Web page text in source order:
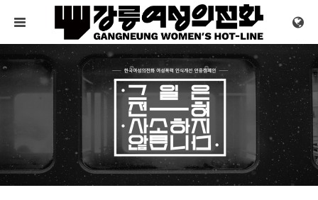
메뉴 건너뛰기